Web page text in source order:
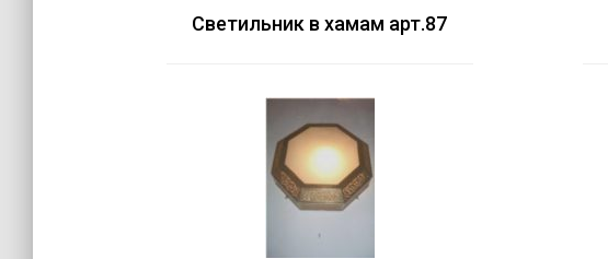
Светильник в хамам арт.87